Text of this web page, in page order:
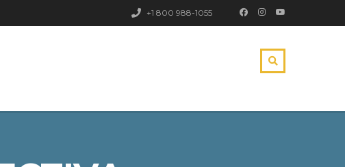
+1 800 988-1055